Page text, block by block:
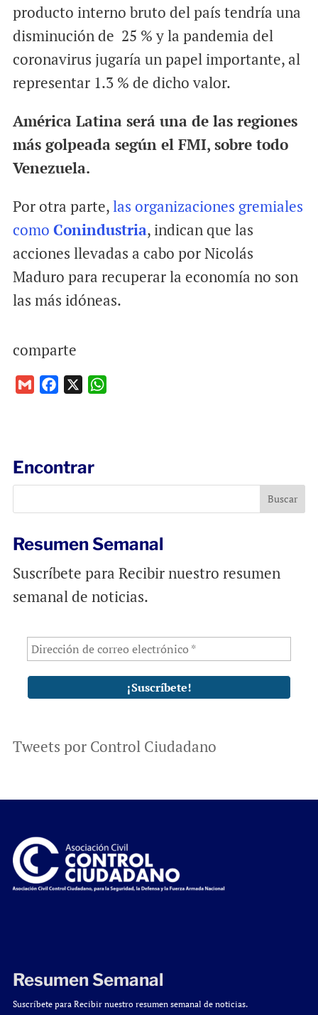
producto interno bruto del país tendría una
disminución de 25 % y la pandemia del
coronavirus jugaría un papel importante, al
representar 1.3 % de dicho valor.
América Latina será una de las regiones
más golpeada según el FMI, sobre todo
Venezuela.
Por otra parte,las organizaciones gremiales
como Conindustria, indican que las
acciones llevadas a cabo por Nicolás
Maduro para recuperar la economía no son
las más idóneas.
comparte
o
k
p
Encontrar
Resumen Semanal
Suscríbete para Recibir nuestro resumen
semanal de noticias.
Tweets por Control Ciudadano
Resumen Semanal
Suscríbete para Recibir nuestro resumen semanal de noticias.